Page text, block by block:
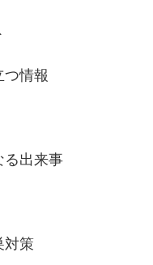
つ情報
る出来事
対策